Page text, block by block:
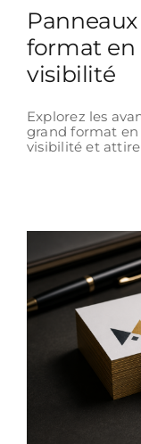
format en
visibilité
Explorez les
grand format
visibilité et